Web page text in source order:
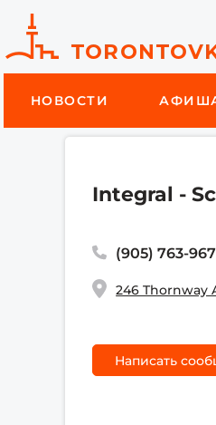
НОВОСТИ
Integral -
(905) 763-
246 Thornway
Написать